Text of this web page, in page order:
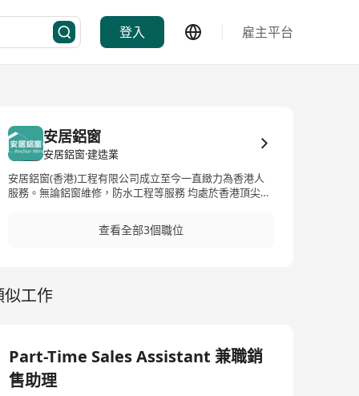
登入 雇主平台
安居鋁窗
安居鋁窗·建造業
安居鋁窗(香港)工程有限公司成立至今一直緻力為香港人
服務。無論鋁窗維修，防水工程等服務 均處於香港頂尖位
持一貫服務水準，為 大家遮風擋雨，人人安居樂業。 本公
司辦公室及倉庫均設立於葵興，是港九新界運輸中心點，
查看全部3個職位
似工作
Part-Time Sales Assistant 兼職銷
售助理